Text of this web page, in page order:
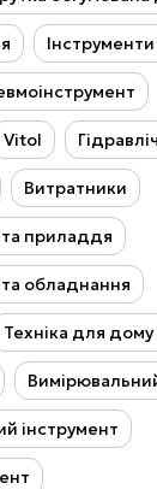
Vitol
Витратники
та приладдя
обладнання
Техніка для дому
інструмент